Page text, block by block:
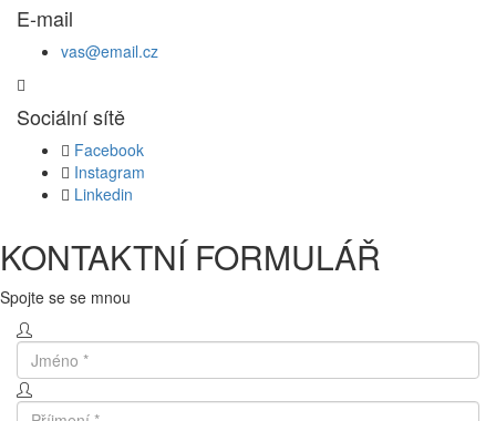
E-mail
vas@email.cz
Sociální sítě
Facebook
Instagram
Linkedin
KONTAKTNÍ FORMULÁŘ
Spojte se se mnou